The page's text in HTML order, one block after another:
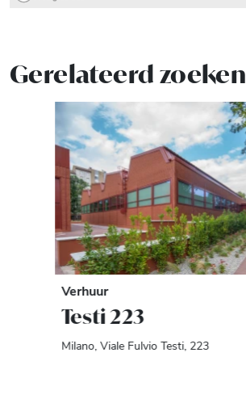
Gerelateerd zoeken
Verhuur
Testi 223
Milano, Viale Fulvio Testi, 223